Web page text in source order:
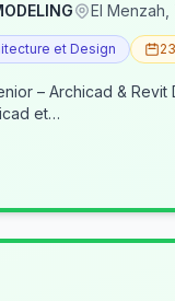
El Menzah,
et Design
nos activités BIM, nous recherchons un(e) BIM
et…